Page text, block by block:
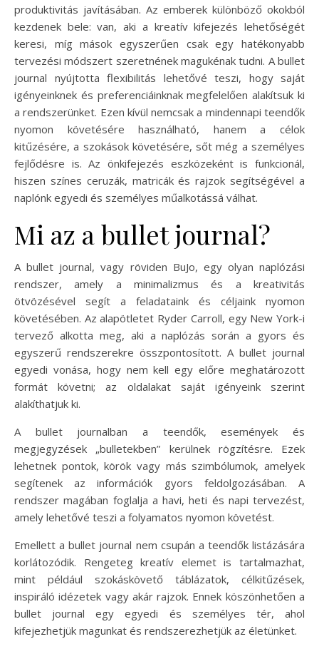
produktivitás javításában. Az emberek különböző okokból
kezdenek bele: van, aki a kreatív kifejezés lehetőségét
keresi, míg mások egyszerűen csak egy hatékonyabb
tervezési módszert szeretnének magukénak tudni. A bullet
journal nyújtotta flexibilitás lehetővé teszi, hogy saját
igényeinknek és preferenciáinknak megfelelően alakítsuk ki
a rendszerünket. Ezen kívül nemcsak a mindennapi teendők
nyomon követésére használható, hanem a célok
kitűzésére, a szokások követésére, sőt még a személyes
fejlődésre is. Az önkifejezés eszközeként is funkcionál,
hiszen színes ceruzák, matricák és rajzok segítségével a
naplónk egyedi és személyes műalkotássá válhat.
Mi az a bullet journal?
A bullet journal, vagy röviden BuJo, egy olyan naplózási
rendszer, amely a minimalizmus és a kreativitás
ötvözésével segít a feladataink és céljaink nyomon
követésében. Az alapötletet Ryder Carroll, egy New York-i
tervező alkotta meg, aki a naplózás során a gyors és
egyszerű rendszerekre összpontosított. A bullet journal
egyedi vonása, hogy nem kell egy előre meghatározott
formát követni; az oldalakat saját igényeink szerint
alakíthatjuk ki.
A bullet journalban a teendők, események és
megjegyzések „bulletekben” kerülnek rögzítésre. Ezek
lehetnek pontok, körök vagy más szimbólumok, amelyek
segítenek az információk gyors feldolgozásában. A
rendszer magában foglalja a havi, heti és napi tervezést,
amely lehetővé teszi a folyamatos nyomon követést.
Emellett a bullet journal nem csupán a teendők listázására
korlátozódik. Rengeteg kreatív elemet is tartalmazhat,
mint például szokáskövető táblázatok, célkitűzések,
inspiráló idézetek vagy akár rajzok. Ennek köszönhetően a
bullet journal egy egyedi és személyes tér, ahol
kifejezhetjük magunkat és rendszerezhetjük az életünket.